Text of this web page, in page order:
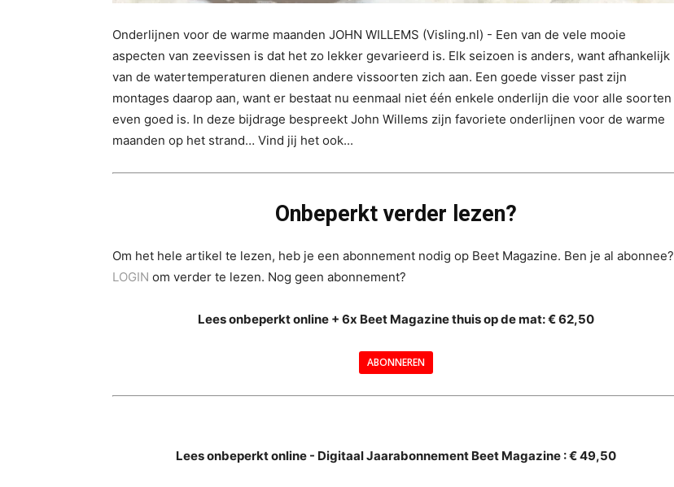
Onderlijnen voor de warme maanden JOHN WILLEMS (Visling.nl) - Een van de vele mooie
aspecten van zeevissen is dat het zo lekker gevarieerd is. Elk seizoen is anders, want afhankelijk
van de watertemperaturen dienen andere vissoorten zich aan. Een goede visser past zijn
montages daarop aan, want er bestaat nu eenmaal niet één enkele onderlijn die voor alle soorten
even goed is. In deze bijdrage bespreekt John Willems zijn favoriete onderlijnen voor de warme
maanden op het strand… Vind jij het ook...
Onbeperkt verder lezen?
Om het hele artikel te lezen, heb je een abonnement nodig op Beet Magazine. Ben je al abonnee?
LOGIN om verder te lezen. Nog geen abonnement?
Lees onbeperkt online + 6x Beet Magazine thuis op de mat: € 62,50
ABONNEREN
Lees onbeperkt online - Digitaal Jaarabonnement Beet Magazine : € 49,50